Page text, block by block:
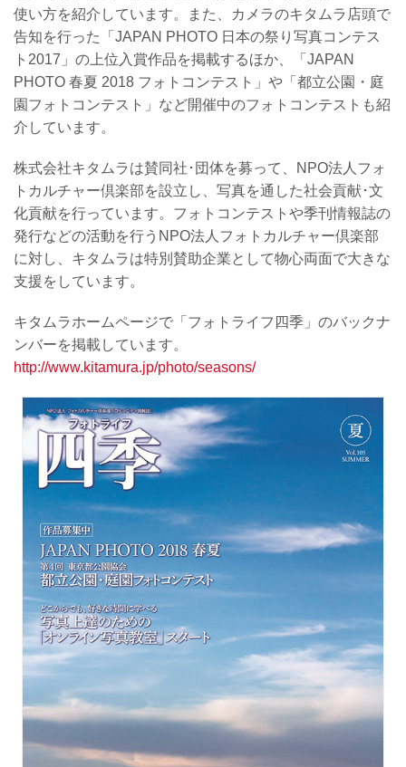
使い方を紹介しています。また、カメラのキタムラ店頭で
告知を行った「JAPAN PHOTO 日本の祭り写真コンテス
ト2017」の上位入賞作品を掲載するほか、「JAPAN
PHOTO 春夏 2018 フォトコンテスト」や「都立公園・庭
園フォトコンテスト」など開催中のフォトコンテストも紹
介しています。
株式会社キタムラは賛同社･団体を募って、NPO法人フォ
トカルチャー倶楽部を設立し、写真を通した社会貢献･文
化貢献を行っています。フォトコンテストや季刊情報誌の
発行などの活動を行うNPO法人フォトカルチャー倶楽部
に対し、キタムラは特別賛助企業として物心両面で大きな
支援をしています。
キタムラホームページで「フォトライフ四季」のバックナ
ンバーを掲載しています。
http://www.kitamura.jp/photo/seasons/